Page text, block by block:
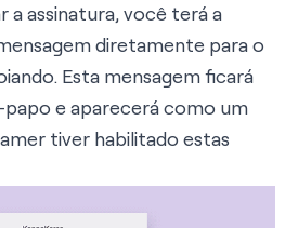
a assinatura, você terá a
diretamente para o
Esta mensagem ficará
e aparecerá como um
tiver habilitado estas